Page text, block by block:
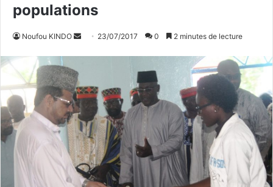
populations
Noufou KINDO
y
r
u
n
c
o
23/07/2017 0 2 minutes de lecture